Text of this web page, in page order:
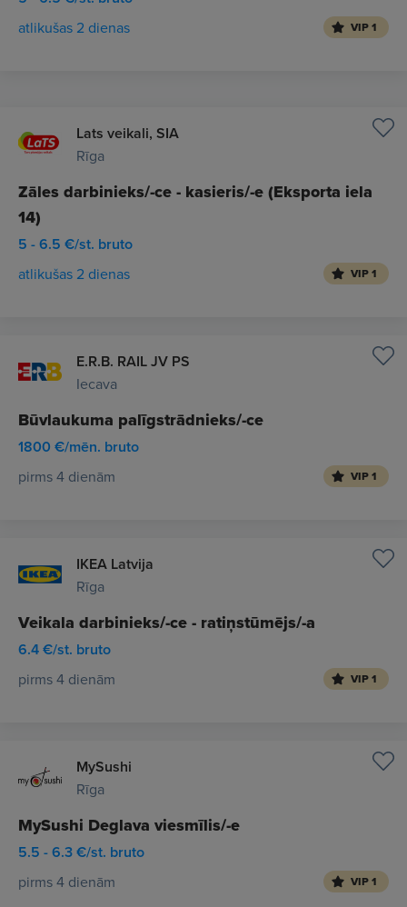
atlikušas 2 dienas VIP 1
Lats veikali, SIA
Rīga
Zāles darbinieks/-ce - kasieris/-e (Eksporta iela
14)
5 - 6.5 €/st. bruto
atlikušas 2 dienas VIP 1
E.R.B. RAIL JV PS
Iecava
Būvlaukuma palīgstrādnieks/-ce
1800 €/mēn. bruto
pirms 4 dienām VIP 1
IKEA Latvija
Rīga
Veikala darbinieks/-ce - ratiņstūmējs/-a
6.4 €/st. bruto
pirms 4 dienām VIP 1
MySushi
Rīga
MySushi Deglava viesmīlis/-e
5.5 - 6.3 €/st. bruto
pirms 4 dienām VIP 1